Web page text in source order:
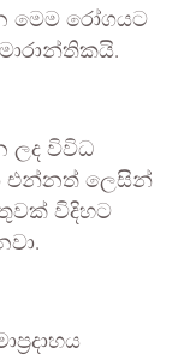
මෙම රෝගයට
ලද විවිධ
එන්නත් ලෙසින්
විදිහට